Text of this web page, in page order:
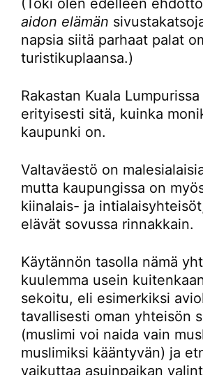
(Toki olen edelleen
aidon elämän
napsia siitä parhaat palat
turistikuplaansa.)
Rakastan Kuala
erityisesti sitä, kuinka
kaupunki on.
Valtaväestö on
mutta kaupungissa on
kiinalais- ja
elävät sovussa rinnakkain.
Käytännön tasolla nämä
kuulemma usein
sekoitu, eli esimerkiksi
tavallisesti oman yhteisön
(muslimi voi naida vain
muslimiksi kääntyvän) ja
vaikuttaa asuinpaikan